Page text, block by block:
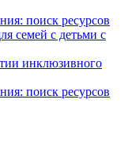
семей с детьми с
инклюзивного